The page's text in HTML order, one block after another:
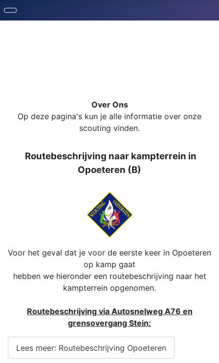
Over Ons
Op deze pagina's kun je alle informatie over onze
scouting vinden.
Routebeschrijving naar kampterrein in
Opoeteren (B)
Voor het geval dat je voor de eerste keer in Opoeteren
op kamp gaat
hebben we hieronder een routebeschrijving naar het
kampterrein opgenomen.
Routebeschrijving via Autosnelweg A76 en
grensovergang Stein:
Lees meer: Routebeschrijving Opoeteren